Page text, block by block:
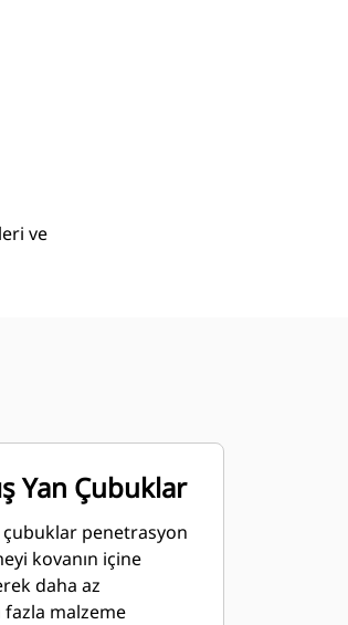
ve
Yan Çubuklar
çubuklar penetrasyon
kovanın içine
daha az
malzeme